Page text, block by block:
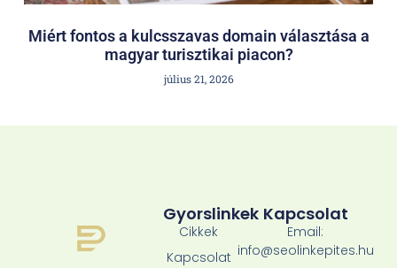
Miért fontos a kulcsszavas domain választása a
magyar turisztikai piacon?
július 21, 2026
Gyorslinkek
Cikkek
Kapcsolat
Kapcsolat
Email:
info@seolinkepites.hu